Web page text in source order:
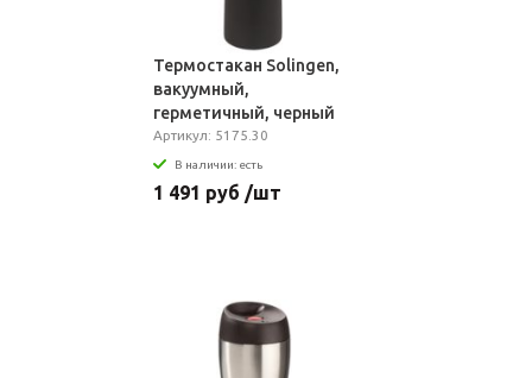
Термостакан Solingen,
вакуумный,
герметичный, черный
Артикул: 5175.30
В наличии: есть
1 491 руб /шт